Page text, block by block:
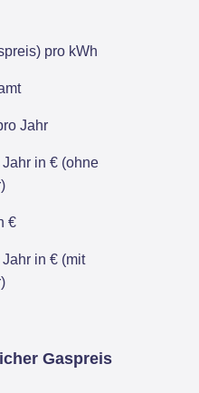
pro kWh
Jahr
in € (ohne
€
in € (mit
Gaspreis